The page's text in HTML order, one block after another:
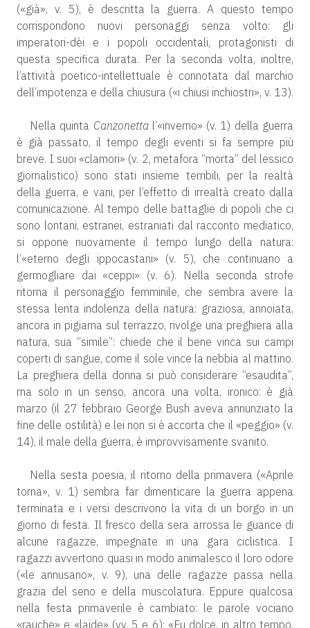
(«già», v. 5), è descritta la guerra. A questo tempo
corrispondono nuovi personaggi senza volto: gli
imperatori-dèi e i popoli occidentali, protagonisti di
questa specifica durata. Per la seconda volta, inoltre,
l’attività poetico-intellettuale è connotata dal marchio
dell’impotenza e della chiusura («i chiusi inchiostri», v. 13).
Nella quinta Canzonettal’«inverno» (v. 1) della guerra
è già passato, il tempo degli eventi si fa sempre più
breve. I suoi «clamori» (v. 2, metafora “morta” del lessico
giornalistico) sono stati insieme terribili, per la realtà
della guerra, e vani, per l’effetto di irrealtà creato dalla
comunicazione. Al tempo delle battaglie di popoli che ci
sono lontani, estranei, estraniati dal racconto mediatico,
si oppone nuovamente il tempo lungo della natura:
l’«eterno degli ippocastani» (v. 5), che continuano a
germogliare dai «ceppi» (v. 6). Nella seconda strofe
ritorna il personaggio femminile, che sembra avere la
stessa lenta indolenza della natura: graziosa, annoiata,
ancora in pigiama sul terrazzo, rivolge una preghiera alla
natura, sua “simile”: chiede che il bene vinca sui campi
coperti di sangue, come il sole vince la nebbia al mattino.
La preghiera della donna si può considerare “esaudita”,
ma solo in un senso, ancora una volta, ironico: è già
marzo (il 27 febbraio George Bush aveva annunziato la
fine delle ostilità) e lei non si è accorta che il «peggio» (v.
14), il male della guerra, è improvvisamente svanito.
Nella sesta poesia, il ritorno della primavera («Aprile
torna», v. 1) sembra far dimenticare la guerra appena
terminata e i versi descrivono la vita di un borgo in un
giorno di festa. Il fresco della sera arrossa le guance di
alcune ragazze, impegnate in una gara ciclistica. I
ragazzi avvertono quasi in modo animalesco il loro odore
(«le annusano», v. 9), una delle ragazze passa nella
grazia del seno e della muscolatura. Eppure qualcosa
nella festa primaverile è cambiato: le parole vociano
«rauche» e «laide» (vv. 5 e 6): «Fu dolce, in altro tempo,